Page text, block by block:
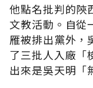
他點名批判的陝
文教活動。自從
雁被排出黨外，
了三批人入廠「
出來是吳天明「